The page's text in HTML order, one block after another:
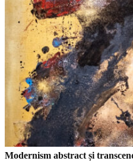
Modernism abstract și